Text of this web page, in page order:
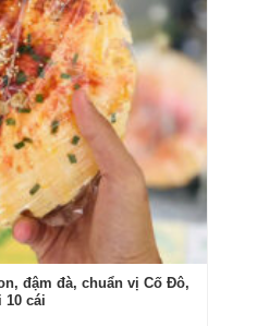
đậm đà, chuẩn vị Cố Đô,
10 cái